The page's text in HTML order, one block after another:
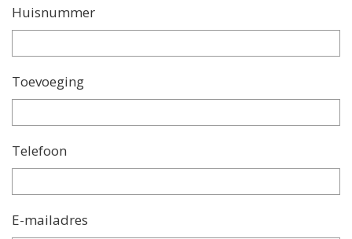
Huisnummer
Toevoeging
Telefoon
E-mailadres